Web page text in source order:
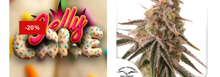
-20%